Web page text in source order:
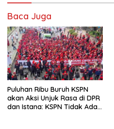
Baca Juga
Puluhan Ribu Buruh KSPN
akan Aksi Unjuk Rasa di DPR
dan Istana: KSPN Tidak Ada